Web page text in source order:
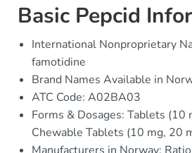
Basic Pepcid
International Nonproprietary
famotidine
Brand Names Available in
ATC Code: A02BA03
Forms & Dosages: Tablets (10
Chewable Tablets (10 mg, 20